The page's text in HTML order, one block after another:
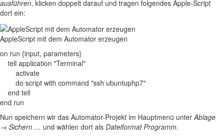
ausführen, klicken doppelt darauf und tragen folgendes Apple-Script
dort ein:
AppleScript mit dem Automator erzeugen
on run {input, parameters}
tell application "Terminal"
activate
do script with command "ssh ubuntuphp7"
end tell
end run
Nun speichern wir das Automator-Projekt im Hauptmenü unter Ablage
→ Sichern … und wählen dort als Dateiformat Programm.